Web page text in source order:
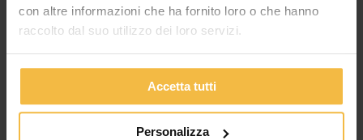
con altre informazioni che ha fornito loro o che hanno
raccolto dal suo utilizzo dei loro servizi.
Accetta tutti
Personalizza